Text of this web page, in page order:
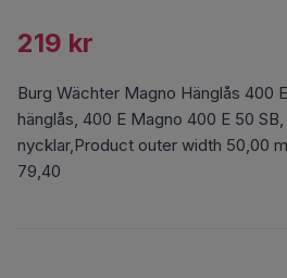
219 kr
Burg Wächter Magno Hänglås 400
hänglås, 400 E Magno 400 E 50 SB,
nycklar,Product outer width 50,00
79,40